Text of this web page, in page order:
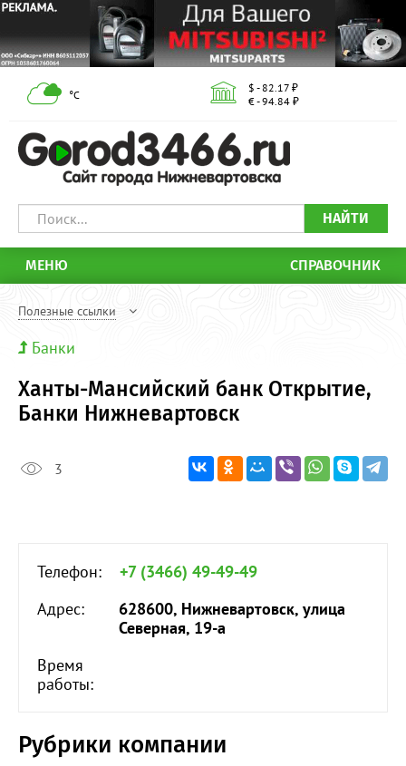
°С
$ - 82.17 ₽
€ - 94.84 ₽
НАЙТИ
МЕНЮ СПРАВОЧНИК
Полезные ссылки
Банки
Ханты-Мансийский банк Открытие,
Банки Нижневартовск
3
Телефон:
+7 (3466) 49-49-49
Адрес:
628600, Нижневартовск, улица
Северная, 19-а
Время
работы:
Рубрики компании